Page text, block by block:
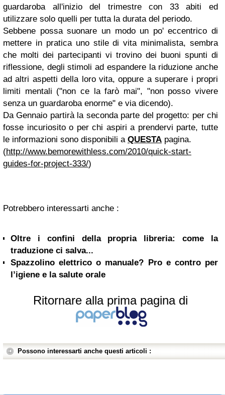
guardaroba all'inizio del trimestre con 33 abiti ed
utilizzare solo quelli per tutta la durata del periodo.
Sebbene possa suonare un modo un po' eccentrico di
mettere in pratica uno stile di vita minimalista, sembra
che molti dei partecipanti vi trovino dei buoni spunti di
riflessione, degli stimoli ad espandere la riduzione anche
ad altri aspetti della loro vita, oppure a superare i propri
limiti mentali ("non ce la farò mai", "non posso vivere
senza un guardaroba enorme" e via dicendo).
Da Gennaio partirà la seconda parte del progetto: per chi
fosse incuriosito o per chi aspiri a prendervi parte, tutte
le informazioni sono disponibili a QUESTA pagina.
(http://www.bemorewithless.com/2010/quick-start-
guides-for-project-333/)
Potrebbero interessarti anche :
Oltre i confini della propria libreria: come la
traduzione ci salva...
Spazzolino elettrico o manuale? Pro e contro per
l’igiene e la salute orale
Ritornare alla prima pagina di
Possono interessarti anche questi articoli :